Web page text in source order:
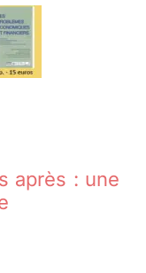
après : une